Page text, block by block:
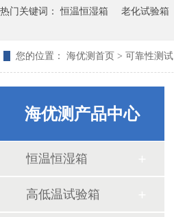
热门关键词：恒温恒湿箱 老化试验箱
您的位置： 海优测首页 > 可靠性测试
海优测产品中心
恒温恒湿箱
高低温试验箱
拉力试验机的常见问题和处理方式
淋雨试验箱注意事项